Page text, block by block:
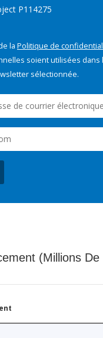
P114275
la Politique de
soient utilisées dans
sélectionnée.
(Millions De